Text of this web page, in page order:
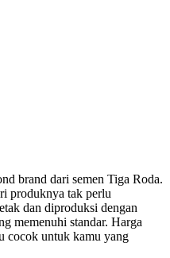
brand dari semen Tiga Roda.
produknya tak perlu
dan diproduksi dengan
memenuhi standar. Harga
cocok untuk kamu yang